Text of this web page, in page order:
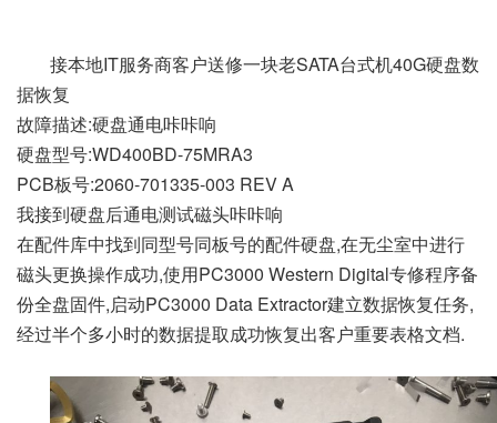
接本地IT服务商客户送修一块老SATA台式机40G硬盘数
据恢复
故障描述:硬盘通电咔咔响
硬盘型号:WD400BD-75MRA3
PCB板号:2060-701335-003 REV A
我接到硬盘后通电测试磁头咔咔响
在配件库中找到同型号同板号的配件硬盘,在无尘室中进行
磁头更换操作成功,使用PC3000 Western Digital专修程序备
份全盘固件,启动PC3000 Data Extractor建立数据恢复任务,
经过半个多小时的数据提取成功恢复出客户重要表格文档.